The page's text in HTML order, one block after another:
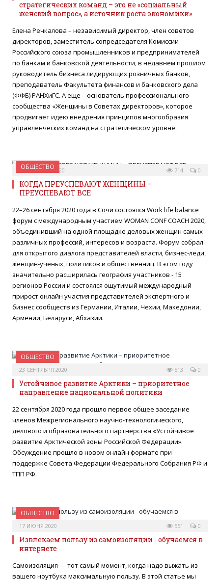
стратегических команд – это не «социальный
женский вопрос», а источник роста экономики»
Елена Речкалова – независимый директор, член советов
директоров, заместитель сопредседателя Комиссии
Российского союза промышленников и предпринимателей
по банкам и банковской деятельности, в недавнем прошлом
руководитель бизнеса лидирующих розничных банков,
преподаватель Факультета финансов и банковского дела
(ФФБ) РАНХиГС. А еще – основатель профессионального
сообщества «Женщины в Советах директоров», которое
продвигает идею внедрения принципов многообразия
управленческих команд на стратегическом уровне.
ОБЩЕСТВО
06 ОКТЯБРЯ 2020 0
714
КОГДА ПРЕУСПЕВАЮТ ЖЕНЩИНЫ –
ПРЕУСПЕВАЮТ ВСЕ
22–26 сентября 2020 года в Сочи состоялся Work life balance
форум c международным участием WOMAN CONF COACH 2020,
объединивший на одной площадке деловых женщин самых
различных профессий, интересов и возраста. Форум собрал
для открытого диалога представителей власти, бизнес-леди,
женщин-ученых, политиков и общественниц. В этом году
значительно расширилась география участников - 15
регионов России и состоялся ощутимый международный
прирост онлайн участия представителей экспертного и
бизнес сообществ из Германии, Италии, Чехии, Македонии,
Армении, Беларуси, Абхазии.
ОБЩЕСТВО
23 СЕНТЯБРЯ 2020 0
513
Устойчивое развитие Арктики – приоритетное
направление национальной политики
22 сентября 2020 года прошло первое общее заседание
членов Межрегионального научно-технологического,
делового и образовательного партнерства «Устойчивое
развитие Арктической зоны Российской Федерации».
Обсуждение прошло в новом онлайн формате при
поддержке Совета Федерации Федерального Собрания РФ и
ТПП РФ.
ОБЩЕСТВО
17 ИЮНЯ 2020 0
551
Извлекаем пользу из самоизоляции - обучаемся в
интернете
Самоизоляция — тот самый момент, когда надо выжать из
вашего ноутбука максимальную пользу. В этой статье мы